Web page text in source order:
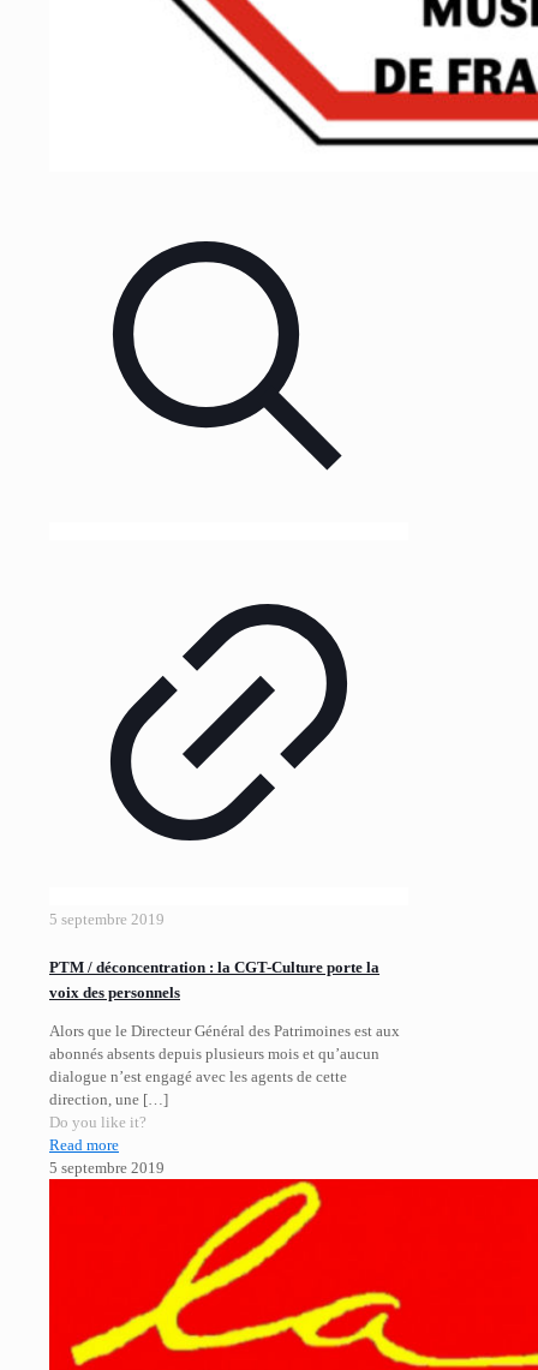
5 septembre 2019
PTM / déconcentration : la CGT-Culture porte la
voix des personnels
Alors que le Directeur Général des Patrimoines est aux
abonnés absents depuis plusieurs mois et qu’aucun
dialogue n’est engagé avec les agents de cette
direction, une […]
Do you like it?
Read more
5 septembre 2019